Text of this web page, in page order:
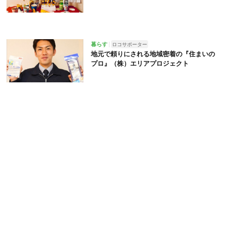
暮らす ロコサポーター
地元で頼りにされる地域密着の『住まいの
プロ』（株）エリアプロジェクト